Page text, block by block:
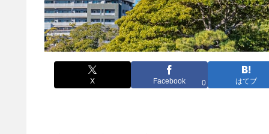
X Facebook 0 はてブ